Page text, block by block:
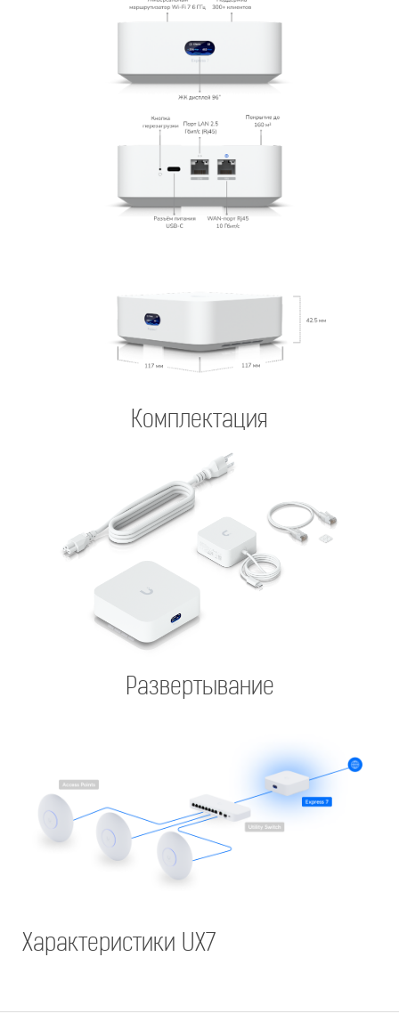
Комплектация
Развертывание
Характеристики UX7